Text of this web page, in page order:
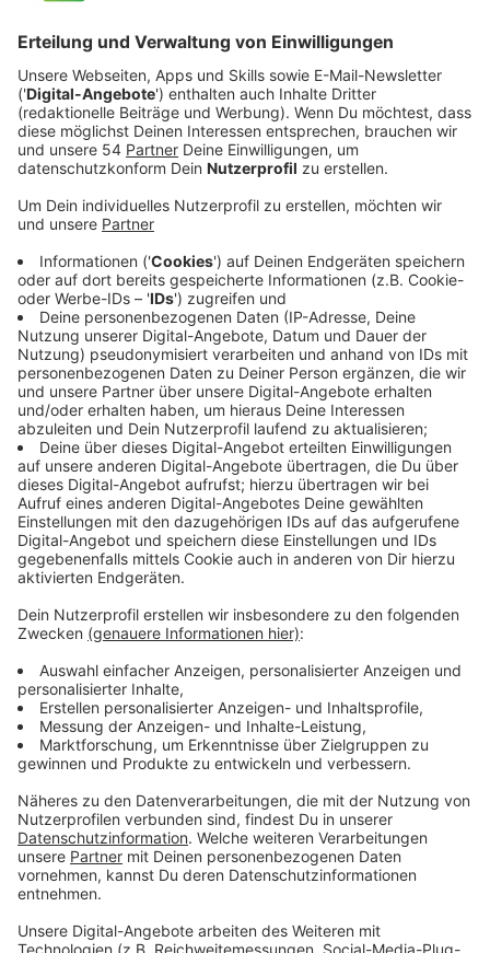
Veröffentlicht: Donnerstag, 16.02.2023 08:07
Anzeige
Die Suche führt ihn schließlich nach New Babylon,
einer gerade erst gegründeten Stadt, in der vor allem
Außenseiter und solche, die nicht gefunden werden
inzwischen 20-jährige Tochter Sarah (Lisa Vicari). Sarah
hat längst ein neues Leben begonnen und will den
New-Babylon-Gründer John Ellis (Nicholas Pinnock)
heiraten. Von ihrem Vater will sie nichts wissen, denn
sie glaubt, dass er selbst die Schuld an dem Massaker
an ihrer Familie trägt.
Streaming-Dienst: Sky / Wow
Anzeige
Wir benötigen Ihre
Zustimmung, um den YouTube
Wir verwenden einen Service eines
Drittanbieters, um Videoinhalte
einzubetten. Dieser Service kann
Daten zu Ihren Aktivitäten
sammeln. Bitte lesen Sie die
Details durch und stimmen Sie der
Nutzung des Service zu, um dieses
Video anzusehen.
Die Leben von John, Sarah und Django sind dichter